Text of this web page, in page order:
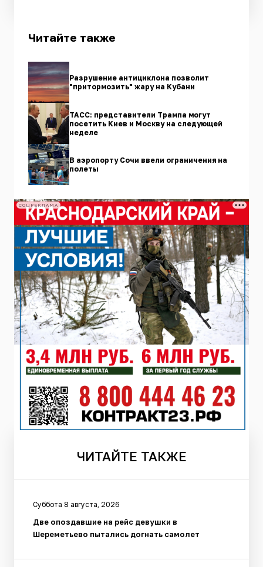
Читайте также
Разрушение антициклона позволит
"притормозить" жару на Кубани
ТАСС: представители Трампа могут
посетить Киев и Москву на следующей
неделе
В аэропорту Сочи ввели ограничения на
полеты
СОЦРЕКЛАМА
ЧИТАЙТЕ ТАКЖЕ
Суббота 8 августа, 2026
Две опоздавшие на рейс девушки в
Шереметьево пытались догнать самолет